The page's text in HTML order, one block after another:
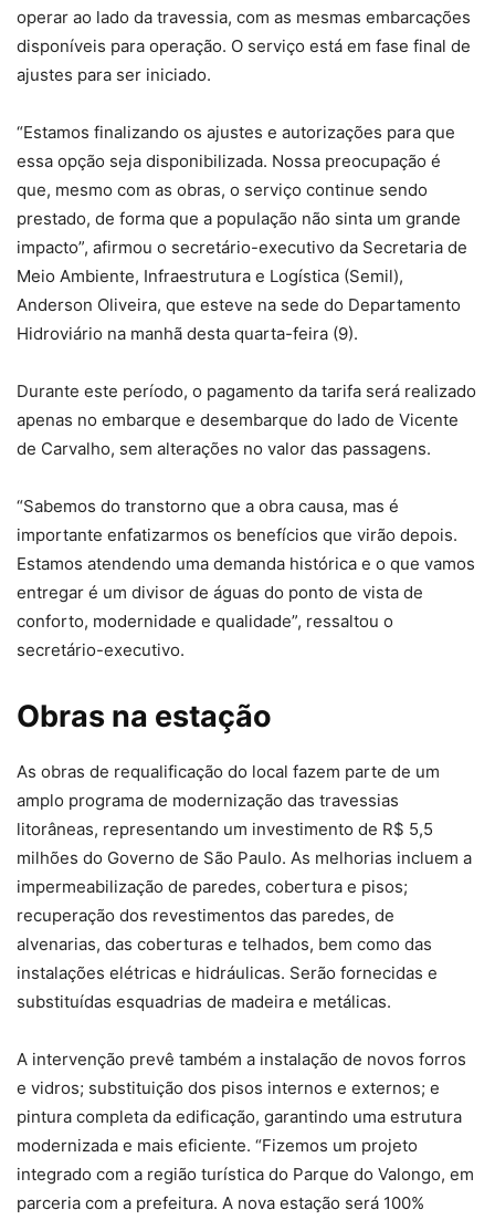
operar ao lado da travessia, com as mesmas embarcações
disponíveis para operação. O serviço está em fase final de
ajustes para ser iniciado.
“Estamos finalizando os ajustes e autorizações para que
essa opção seja disponibilizada. Nossa preocupação é
que, mesmo com as obras, o serviço continue sendo
prestado, de forma que a população não sinta um grande
impacto”, afirmou o secretário-executivo da Secretaria de
Meio Ambiente, Infraestrutura e Logística (Semil),
Anderson Oliveira, que esteve na sede do Departamento
Hidroviário na manhã desta quarta-feira (9).
Durante este período, o pagamento da tarifa será realizado
apenas no embarque e desembarque do lado de Vicente
de Carvalho, sem alterações no valor das passagens.
“Sabemos do transtorno que a obra causa, mas é
importante enfatizarmos os benefícios que virão depois.
Estamos atendendo uma demanda histórica e o que vamos
entregar é um divisor de águas do ponto de vista de
conforto, modernidade e qualidade”, ressaltou o
secretário-executivo.
Obras na estação
As obras de requalificação do local fazem parte de um
amplo programa de modernização das travessias
litorâneas, representando um investimento de R$ 5,5
milhões do Governo de São Paulo. As melhorias incluem a
impermeabilização de paredes, cobertura e pisos;
recuperação dos revestimentos das paredes, de
alvenarias, das coberturas e telhados, bem como das
instalações elétricas e hidráulicas. Serão fornecidas e
substituídas esquadrias de madeira e metálicas.
A intervenção prevê também a instalação de novos forros
e vidros; substituição dos pisos internos e externos; e
pintura completa da edificação, garantindo uma estrutura
modernizada e mais eficiente. “Fizemos um projeto
integrado com a região turística do Parque do Valongo, em
parceria com a prefeitura. A nova estação será 100%